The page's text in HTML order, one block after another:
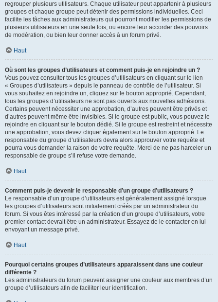
regrouper plusieurs utilisateurs. Chaque utilisateur peut appartenir à plusieurs
groupes et chaque groupe peut détenir des permissions individuelles. Ceci
facilite les tâches aux administrateurs qui pourront modifier les permissions de
plusieurs utilisateurs en une seule fois, ou encore leur accorder des pouvoirs
de modération, ou bien leur donner accès à un forum privé.
Haut
Où sont les groupes d’utilisateurs et comment puis-je en rejoindre un ?
Vous pouvez consulter tous les groupes d’utilisateurs en cliquant sur le lien
« Groupes d’utilisateurs » depuis le panneau de contrôle de l’utilisateur. Si
vous souhaitez en rejoindre un, cliquez sur le bouton approprié. Cependant,
tous les groupes d’utilisateurs ne sont pas ouverts aux nouvelles adhésions.
Certains peuvent nécessiter une approbation, d’autres peuvent être privés et
d’autres peuvent même être invisibles. Si le groupe est public, vous pouvez le
rejoindre en cliquant sur le bouton dédié. Si le groupe est restreint et nécessite
une approbation, vous devez cliquer également sur le bouton approprié. Le
responsable du groupe d’utilisateurs devra alors approuver votre requête et
pourra vous demander la raison de votre requête. Merci de ne pas harceler un
responsable de groupe s’il refuse votre demande.
Haut
Comment puis-je devenir le responsable d’un groupe d’utilisateurs ?
Le responsable d’un groupe d’utilisateurs est généralement assigné lorsque
les groupes d’utilisateurs sont initialement créés par un administrateur du
forum. Si vous êtes intéressé par la création d’un groupe d’utilisateurs, votre
premier contact devrait être un administrateur. Essayez de le contacter en lui
envoyant un message privé.
Haut
Pourquoi certains groupes d’utilisateurs apparaissent dans une couleur
différente ?
Les administrateurs du forum peuvent assigner une couleur aux membres d’un
groupe d’utilisateurs afin de faciliter leur identification.